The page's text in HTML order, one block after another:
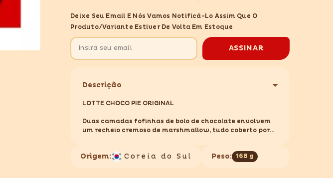
CHOCO
PIE
168GR
CHOCO
PIE
168GR
Deixe Seu Email E Nós Vamos Notificá-Lo Assim Que O
Produto/variante Estiver De Volta Em Estoque
ASSINAR
Descrição
LOTTE CHOCO PIE ORIGINAL
Duas camadas fofinhas de bolo de chocolate envolvem
um recheio cremoso de marshmallow, tudo coberto por
especial ou simplesmente adoçar o seu dia. Um ícone
Origem: Coreia do Sul Peso: 168 g